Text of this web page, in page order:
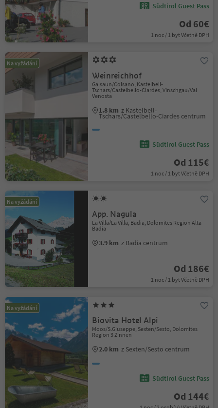
Südtirol Guest Pass
Od 60€
1 noc / 1 byt Včetně DPH
Na vyžádání
Weinreichhof
Galsaun/Colsano, Kastelbell-
Tschars/Castelbello-Ciardes, Vinschgau/Val
Venosta
1.8 km z Kastelbell-
Tschars/Castelbello-Ciardes centrum
Südtirol Guest Pass
Od 115€
1 noc / 1 byt Včetně DPH
Na vyžádání
App. Nagula
La Villa/La Villa, Badia, Dolomites Region Alta
Badia
3.9 km z Badia centrum
Od 186€
1 noc / 1 byt Včetně DPH
Na vyžádání
Biovita Hotel Alpi
Moos/S.Giuseppe, Sexten/Sesto, Dolomites
Region 3 Zinnen
2.0 km z Sexten/Sesto centrum
Südtirol Guest Pass
Od 144€